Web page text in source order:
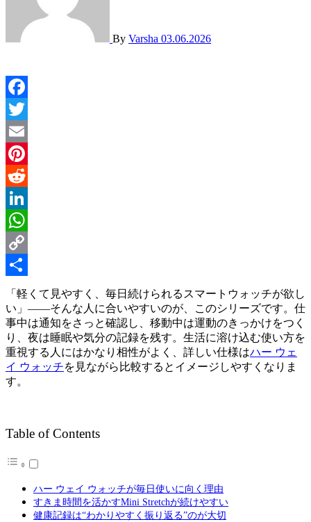
By Varsha 03.06.2026
Facebook
Twitter
Email
Pinterest
Reddit
LinkedIn
WhatsApp
Copy
Link
Share
「軽くて見やすく、毎日続けられるスマートウォッチが欲し
い」——そんな人に合いやすいのが、このシリーズです。仕
事中は通知をさっと確認し、移動中は運動のきっかけをつく
り、夜は睡眠や気分の記録を残す。生活に溶け込む使い方を
重視する人にはかなり相性がよく、詳しい仕様はハー ウェ
イ ウォッチを見ながら比較するとイメージしやすくなりま
す。
Table of Contents
ハー ウェイ ウォッチが毎日使いに向く理由
すきま時間を活かすMini Stretchが続けやすい
健康記録は“わかりやすく振り返る”のが大切